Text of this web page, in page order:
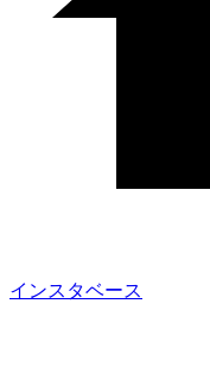
インスタベース